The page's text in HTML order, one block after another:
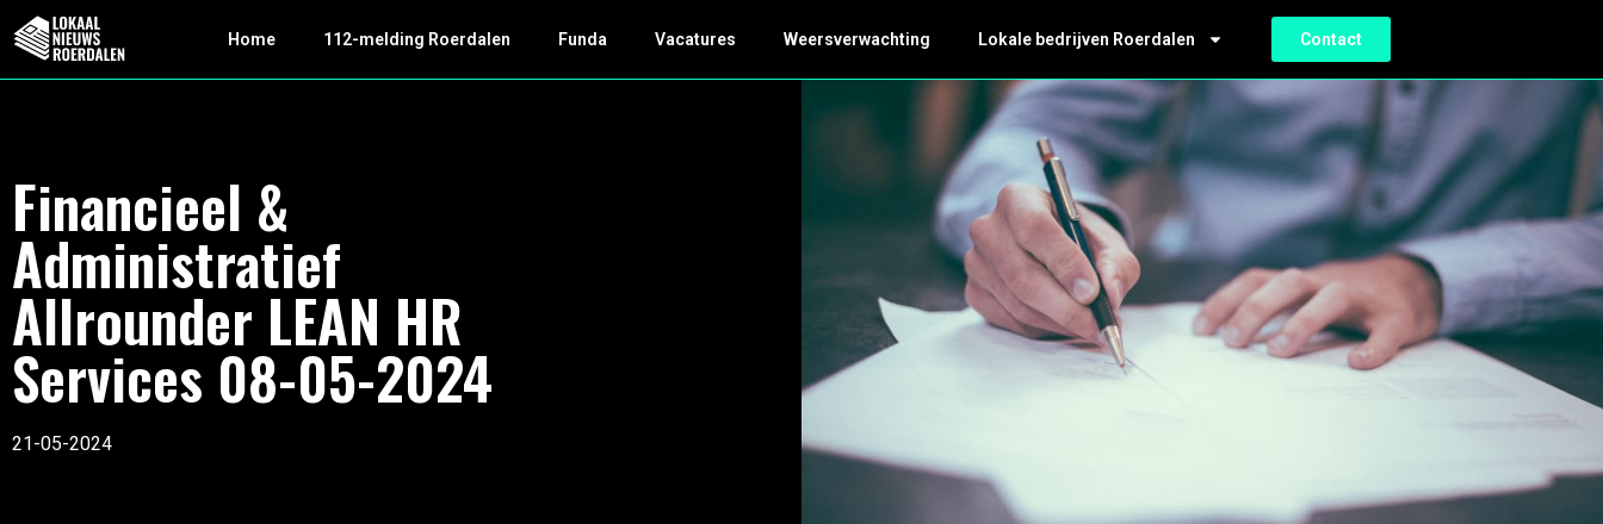
Home 112-melding Roerdalen Funda Vacatures Weersverwachting Lokale bedrijven Roerdalen Contact
Financieel &
Administratief
Allrounder LEAN HR
Services 08-05-2024
21-05-2024